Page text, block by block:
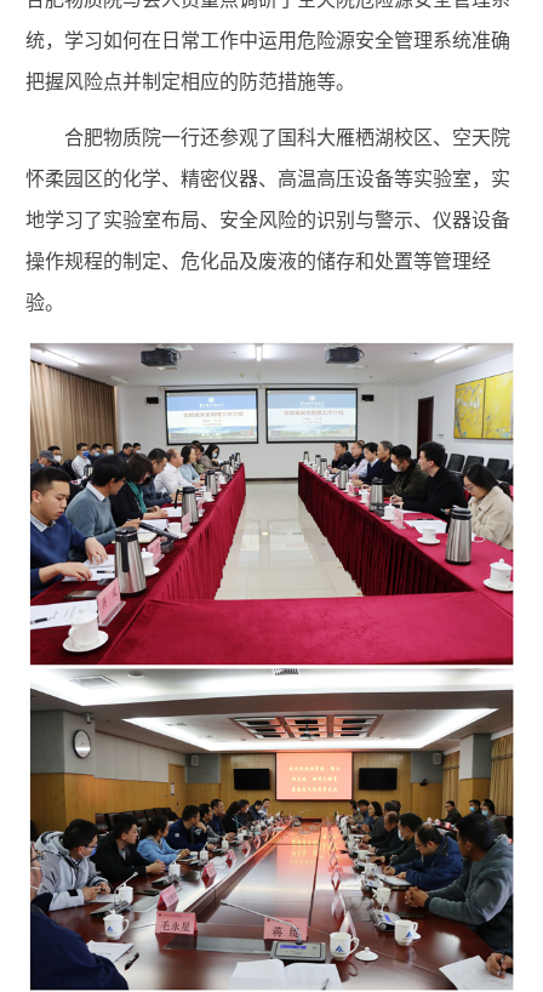
统，学习如何在日常工作中运用危险源安全管理系统准确
把握风险点并制定相应的防范措施等。
合肥物质院一行还参观了国科大雁栖湖校区、空天院
怀柔园区的化学、精密仪器、高温高压设备等实验室，实
地学习了实验室布局、安全风险的识别与警示、仪器设备
操作规程的制定、危化品及废液的储存和处置等管理经
验。